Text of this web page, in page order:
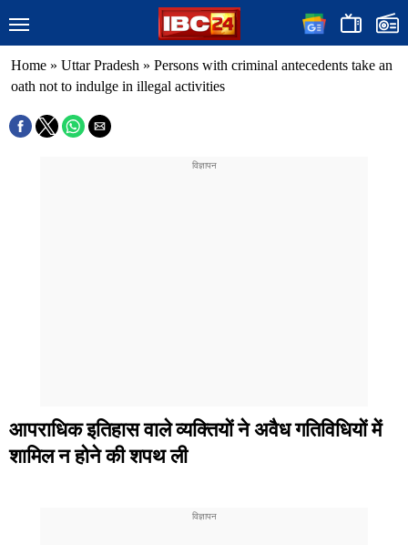
Home » Uttar Pradesh » Persons with criminal antecedents take an
oath not to indulge in illegal activities
आपराधिक इतिहास वाले व्यक्तियों ने अवैध गतिविधियों में
शामिल न होने की शपथ ली